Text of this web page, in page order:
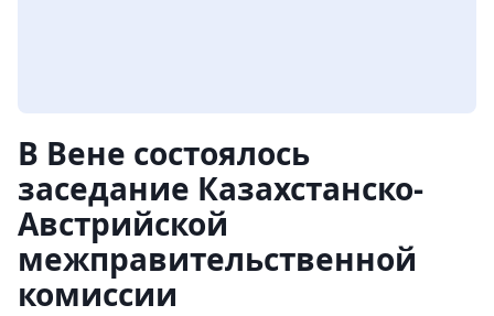
В Вене состоялось
заседание Казахстанско-
Австрийской
межправительственной
комиссии